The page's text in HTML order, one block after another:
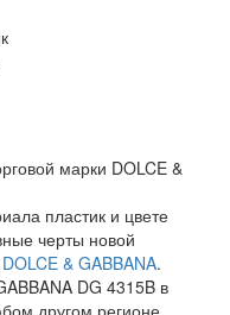
марки DOLCE &
пластик и цвете
черты новой
DOLCE & GABBANA.
DG 4315B в